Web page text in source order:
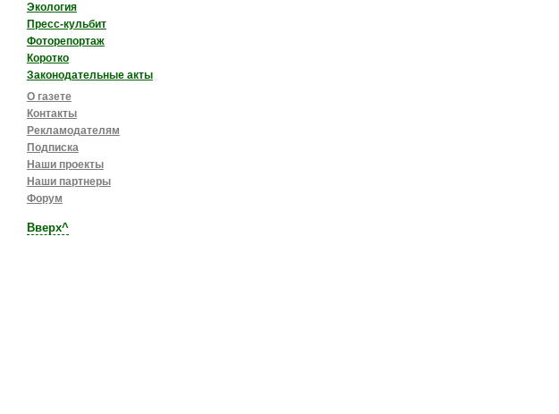
Экология
Пресс-кульбит
Фоторепортаж
Коротко
Законодательные акты
О газете
Контакты
Рекламодателям
Подписка
Наши проекты
Наши партнеры
Форум
Вверх^